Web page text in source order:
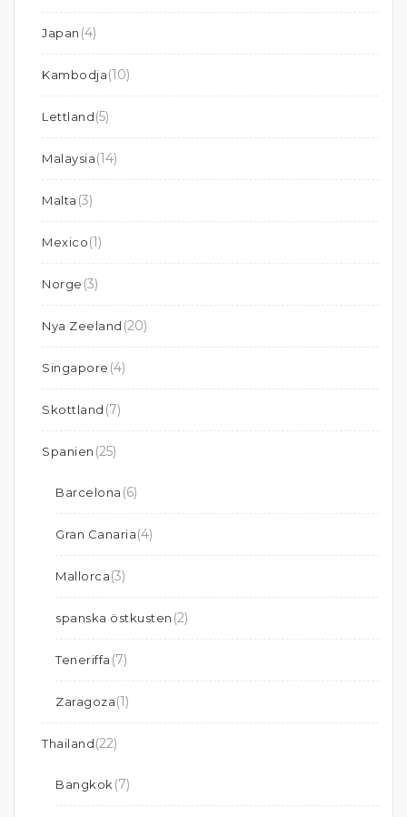
Japan (4)
Kambodja(10)
Lettland(5)
Malaysia(14)
Malta (3)
Mexico(1)
Norge (3)
Nya Zeeland (20)
Singapore (4)
Skottland (7)
Spanien (25)
Barcelona (6)
Gran Canaria(4)
Mallorca(3)
spanska östkusten (2)
Teneriffa (7)
Zaragoza(1)
Thailand(22)
Bangkok (7)